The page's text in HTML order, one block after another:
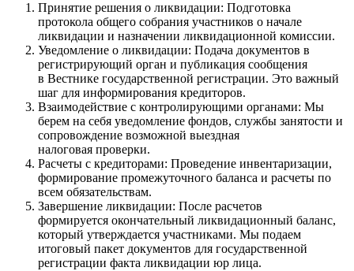
Принятие решения о ликвидации: Подготовка
протокола общего собрания участников о начале
ликвидации и назначении ликвидационной комиссии.
Уведомление о ликвидации: Подача документов в
регистрирующий орган и публикация сообщения
в Вестнике государственной регистрации. Это важный
шаг для информирования кредиторов.
Взаимодействие с контролирующими органами: Мы
берем на себя уведомление фондов, службы занятости и
сопровождение возможной выездная
налоговая проверки.
Расчеты с кредиторами: Проведение инвентаризации,
формирование промежуточного баланса и расчеты по
всем обязательствам.
Завершение ликвидации: После расчетов
формируется окончательный ликвидационный баланс,
который утверждается участниками. Мы подаем
итоговый пакет документов для государственной
регистрации факта ликвидации юр лица.